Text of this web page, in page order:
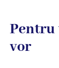
vor